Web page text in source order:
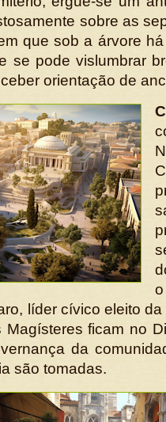
sobre as
que sob a árvore
se pode vislumbrar
orientação de
líder cívico eleito
ficam no
da
são tomadas.